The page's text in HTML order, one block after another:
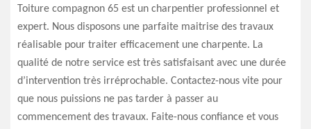
Toiture compagnon 65 est un charpentier professionnel et
expert. Nous disposons une parfaite maitrise des travaux
réalisable pour traiter efficacement une charpente. La
qualité de notre service est très satisfaisant avec une durée
d’intervention très irréprochable. Contactez-nous vite pour
que nous puissions ne pas tarder à passer au
commencement des travaux. Faite-nous confiance et vous